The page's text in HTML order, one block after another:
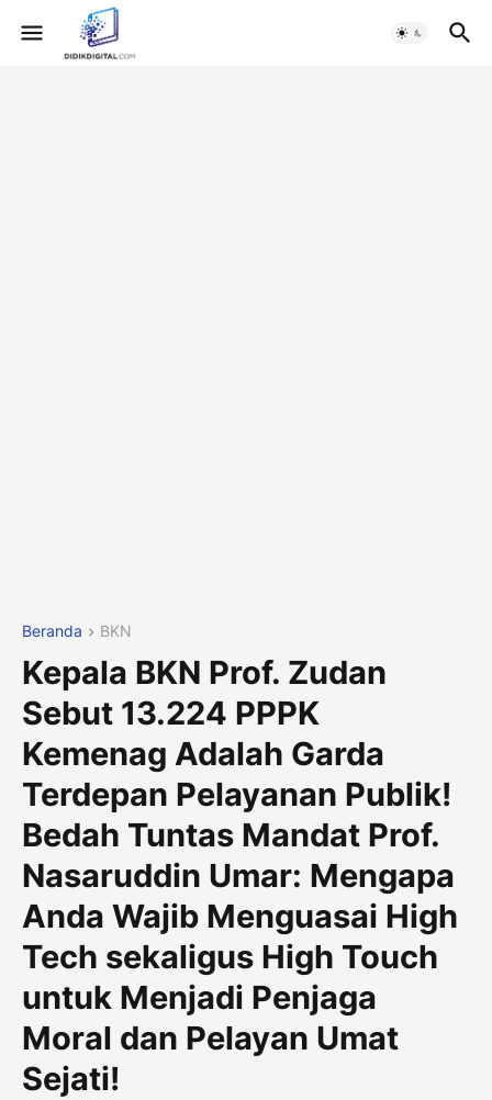
Beranda BKN
Kepala BKN Prof. Zudan
Sebut 13.224 PPPK
Kemenag Adalah Garda
Terdepan Pelayanan Publik!
Bedah Tuntas Mandat Prof.
Nasaruddin Umar: Mengapa
Anda Wajib Menguasai High
Tech sekaligus High Touch
untuk Menjadi Penjaga
Moral dan Pelayan Umat
Sejati!